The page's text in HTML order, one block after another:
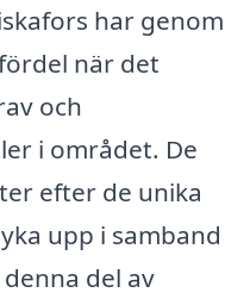
har genom
när det
och
i området. De
efter de unika
upp i samband
del av